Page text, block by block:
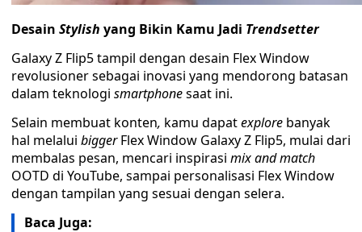
Desain Stylish yang Bikin Kamu Jadi Trendsetter
Galaxy Z Flip5 tampil dengan desain Flex Window
revolusioner sebagai inovasi yang mendorong batasan
dalam teknologi smartphonesaat ini.
Selain membuat konten, kamu dapatexplore banyak
hal melalui biggerFlex Window Galaxy Z Flip5, mulai dari
membalas pesan, mencari inspirasi mix and match
OOTD di YouTube, sampai personalisasi Flex Window
dengan tampilan yang sesuai dengan selera.
Baca Juga: